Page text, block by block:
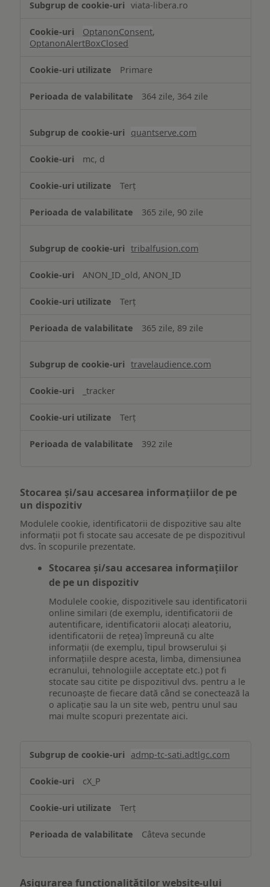
viata-libera.ro
OptanonConsent,
OptanonAlertBoxClosed
Primare
364 zile, 364 zile
quantserve.com
mc, d
Terț
365 zile, 90 zile
tribalfusion.com
ANON_ID_old, ANON_ID
Terț
365 zile, 89 zile
travelaudience.com
_tracker
Terț
392 zile
Stocarea și/sau accesarea informațiilor de pe
un dispozitiv
Modulele cookie, identificatorii de dispozitive sau alte
informații pot fi stocate sau accesate de pe dispozitivul
dvs. în scopurile prezentate.
Stocarea și/sau accesarea informațiilor
de pe un dispozitiv
Modulele cookie, dispozitivele sau identificatorii
online similari (de exemplu, identificatorii de
autentificare, identificatorii alocați aleatoriu,
identificatorii de rețea) împreună cu alte
informații (de exemplu, tipul browserului și
informațiile despre acesta, limba, dimensiunea
ecranului, tehnologiile acceptate etc.) pot fi
stocate sau citite pe dispozitivul dvs. pentru a le
recunoaște de fiecare dată când se conectează la
o aplicație sau la un site web, pentru unul sau
mai multe scopuri prezentate aici.
și/sau
informațiilor
pe
dispozitiv
admp-tc-sati.adtlgc.com
cX_P
Terț
Câteva secunde
Asigurarea funcționalităților website-ului